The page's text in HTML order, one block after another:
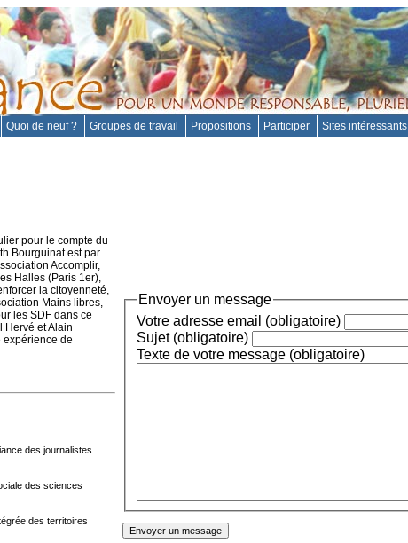
Quoi de neuf ? Groupes de travail Propositions Participer Sites intéressants
pour le compte du
Bourguinat est par
Accomplir,
Halles (Paris 1er),
la citoyenneté,
Mains libres,
les SDF dans ce
Hervé et Alain
expérience de
des journalistes
des sciences
des territoires
Envoyer un message
Votre adresse email (obligatoire)
Sujet (obligatoire)
Texte de votre message (obligatoire)